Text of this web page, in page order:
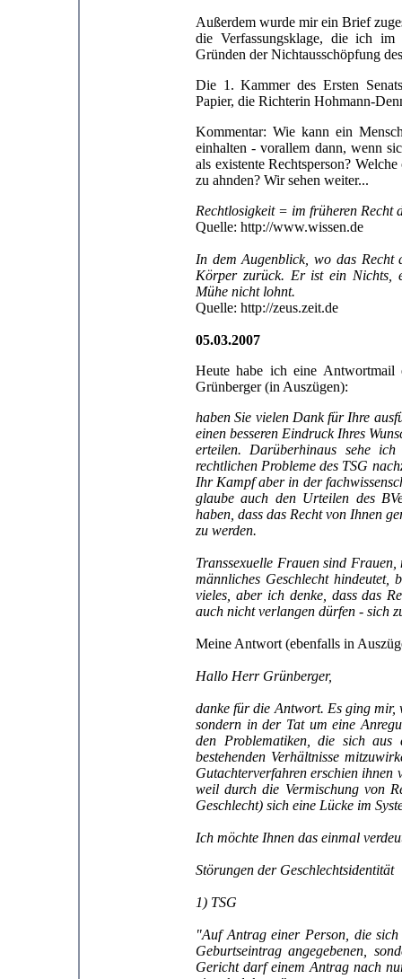
Außerdem wurde mir ein Brief
die Verfassungsklage, die ich im
Gründen der Nichtausschöpfung
Die 1. Kammer des Ersten
Papier, die Richterin Hohmann-
Kommentar: Wie kann ein
einhalten - vorallem dann, wenn
als existente Rechtsperson?
zu ahnden? Wir sehen weiter...
Rechtlosigkeit = im früheren Recht
Quelle: http://www.wissen.de
In dem Augenblick, wo das Recht
Körper zurück. Er ist ein Nichts,
Mühe nicht lohnt.
Quelle: http://zeus.zeit.de
05.03.2007
Heute habe ich eine Antwortmail
Grünberger (in Auszügen):
haben Sie vielen Dank für Ihre
einen besseren Eindruck Ihres
erteilen. Darüberhinaus sehe
rechtlichen Probleme des TSG
Ihr Kampf aber in der
glaube auch den Urteilen des
haben, dass das Recht von Ihnen
zu werden.
Transsexuelle Frauen sind
männliches Geschlecht hindeutet,
vieles, aber ich denke, dass das
auch nicht verlangen dürfen - sich
Meine Antwort (ebenfalls in
Hallo Herr Grünberger,
danke für die Antwort. Es ging mir,
sondern in der Tat um eine
den Problematiken, die sich
bestehenden Verhältnisse
Gutachterverfahren erschien ihnen
weil durch die Vermischung von
Geschlecht) sich eine Lücke im
Ich möchte Ihnen das einmal
Störungen der Geschlechtsidentität
1) TSG
"Auf Antrag einer Person, die
Geburtseintrag angegebenen,
Gericht darf einem Antrag nach